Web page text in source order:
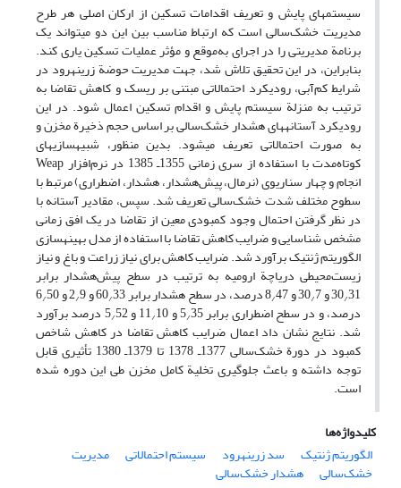
سیستم‏های پایش و تعریف اقدامات تسکین از ارکان اصلی هر طرح
مدیریت خشک‌سالی است که ارتباط مناسب بین این دو می‎تواند یک
برنامة مدیریتی را در اجرای به‌موقع و مؤثر عملیات تسکین یاری کند.
بنابراین، در این تحقیق تلاش شد، جهت مدیریت حوضة زرینه‏رود در
شرایط کم‌آبی، رودیکرد احتمالاتی مبتنی بر ریسک و کاهش تقاضا به
ترتیب به منزلة سیستم پایش و اقدام تسکین اعمال شود. در این
رودیکرد آستانه‎های هشدار خشک‌سالی بر اساس حجم ذخیرة مخزن و
به صورت احتمالاتی تعریف می‏شود. بدین منظور، شبیه‏سازی‏های
کوتاه‌مدت با استفاده از سری زمانی 1355ـ 1385 در نرم‌افزار Weap
انجام و چهار سناریوی (نرمال، پیش‌هشدار، هشدار، اضطراری) مرتبط با
سطوح مختلف شدت خشک‌سالی تعریف شد. سپس، مقادیر آستانه با
در نظر گرفتن احتمال وجود کمبودی معین از تقاضا در یک افق زمانی
مشخص شناسایی و ضرایب کاهش تقاضا با استفاده از مدل بهینه‏سازی
الگوریتم ژنتیک برآورد شد. ضرایب کاهش برای نیاز زراعت و باغ و نیاز
زیست‌محیطی دریاچة ارومیه به ترتیب در سطح پیش‌هشدار برابر
30/31 و 30 /7 و 8 /47 درصد، در سطح هشدار برابر 60 /33 و 2 /9 و 6 /50
درصد، و در سطح اضطراری برابر 5 /35 و 11 /10 و 5 / 52 درصد برآورد
شد. نتایج نشان داد اعمال ضرایب کاهش تقاضا در کاهش شاخص
کمبود در دورة خشک‌سالی 1377ـ 1378 تا 1379ـ 1380 تأثیری قابل
توجه داشته و باعث جلوگیری تخلیة کامل مخزن طی این دوره شده
است.
کلیدواژه‌ها
الگوریتم ژنتیک
سد زرینه‏رود سیستم احتمالاتی مدیریت
خشک‌سالی
هشدار خشک‌سالی